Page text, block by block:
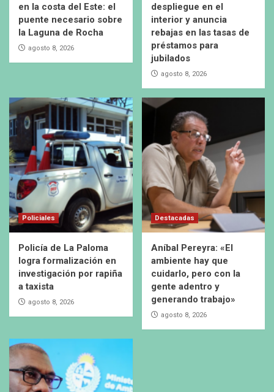
en la costa del Este: el
puente necesario sobre
la Laguna de Rocha
agosto 8, 2026
despliegue en el
interior y anuncia
rebajas en las tasas de
préstamos para
jubilados
agosto 8, 2026
Policiales
Policía de La Paloma
logra formalización en
investigación por rapiña
a taxista
agosto 8, 2026
Destacadas
Aníbal Pereyra: «El
ambiente hay que
cuidarlo, pero con la
gente adentro y
generando trabajo»
agosto 8, 2026